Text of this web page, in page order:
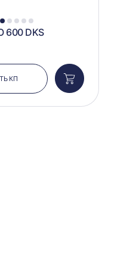
1 2 3 4 5
600 DKS
КП
Добавить
в
корзину